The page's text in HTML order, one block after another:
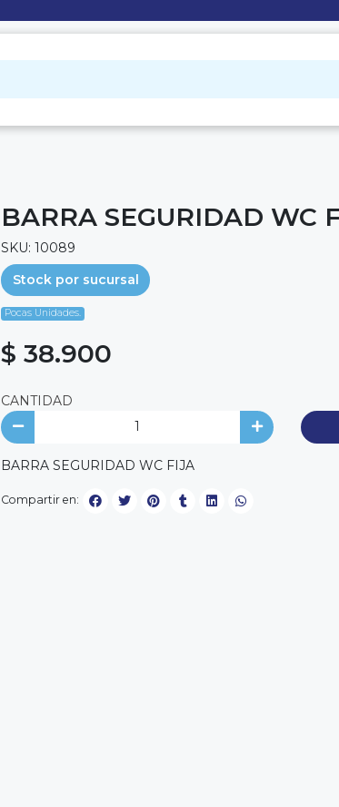
BARRA SEGURIDAD WC
SKU: 10089
Stock por sucursal
Pocas Unidades.
$ 38.900
CANTIDAD
BARRA SEGURIDAD WC FIJA
Compartir en: